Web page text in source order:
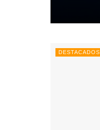
DESTACADOS